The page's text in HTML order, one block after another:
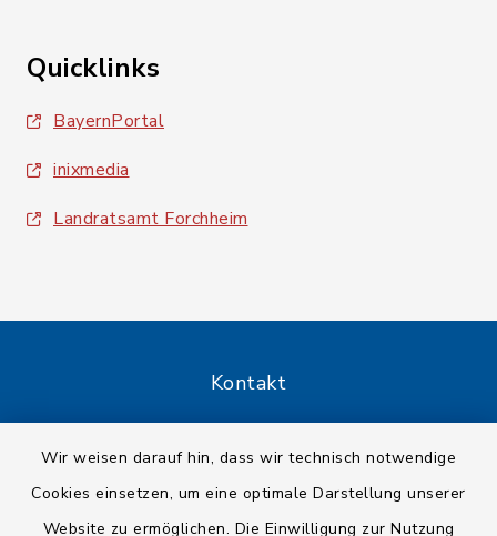
Wir weisen darauf hin, dass wir technisch notwendige
Cookies einsetzen, um eine optimale Darstellung unserer
Website zu ermöglichen. Die Einwilligung zur Nutzung
Quicklinks
BayernPortal
inixmedia
Landratsamt Forchheim
Kontakt
Datenschutz